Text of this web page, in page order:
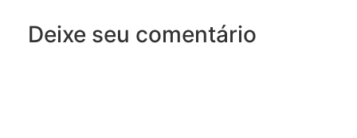
Deixe seu comentário